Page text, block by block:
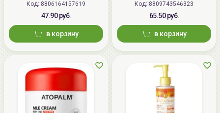
Код: 8806164157619
47.90 руб.
в корзину
Код: 8809743546323
65.50 руб.
в корзину